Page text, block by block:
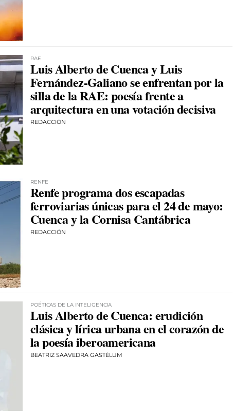
RAE
Luis Alberto de Cuenca y Luis
Fernández-Galiano se enfrentan por la
silla de la RAE: poesía frente a
arquitectura en una votación decisiva
REDACCIÓN
RENFE
Renfe programa dos escapadas
ferroviarias únicas para el 24 de mayo:
Cuenca y la Cornisa Cantábrica
REDACCIÓN
POÉTICAS DE LA INTELIGENCIA
Luis Alberto de Cuenca: erudición
clásica y lírica urbana en el corazón de
la poesía iberoamericana
BEATRIZ SAAVEDRA GASTÉLUM